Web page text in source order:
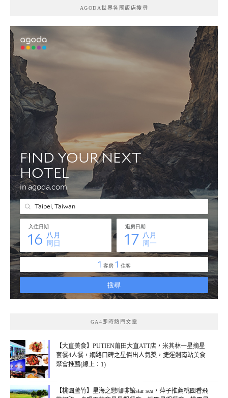
AGODA世界各國飯店搜尋
GA4即時熱門文章
【大直美食】PUTIEN莆田大直ATT店，米其林一星摘星
套餐4人餐，網路口碑之星傑出人氣獎，捷運劍南站美食
聚會推薦(線上：1)
【桃園蘆竹】星海之戀咖啡館star sea，萍子推薦桃園看飛